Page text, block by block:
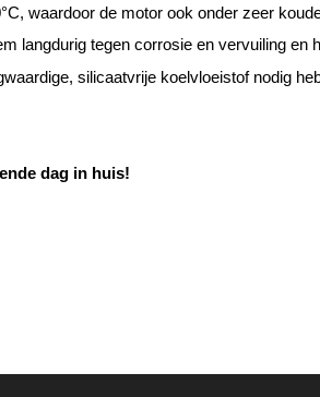
waardoor de motor ook onder zeer
langdurig tegen corrosie en vervuiling en
silicaatvrije koelvloeistof nodig
dag in huis!